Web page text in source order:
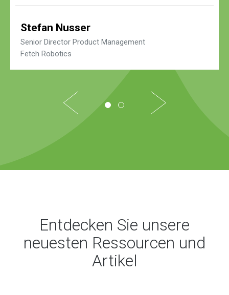
Stefan Nusser
Senior Director Product Management
Fetch Robotics
1 2
Entdecken Sie unsere
neuesten Ressourcen und
Artikel